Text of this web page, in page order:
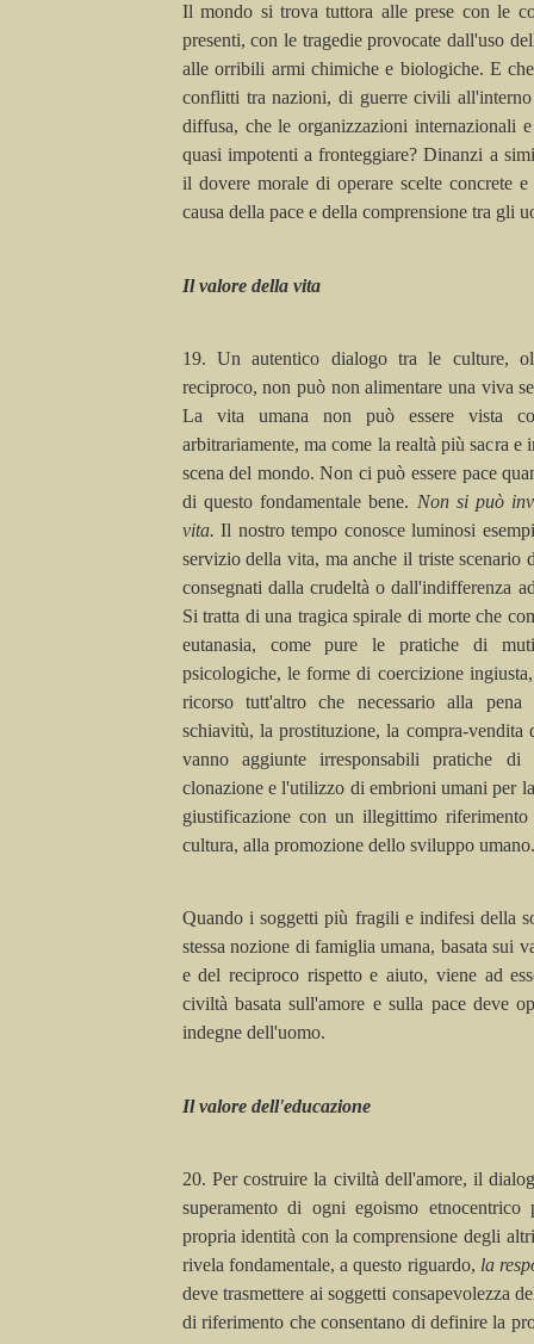
Il mondo si trova tuttora alle prese con le
presenti, con le tragedie provocate dall'uso
alle orribili armi chimiche e biologiche. E
conflitti tra nazioni, di guerre civili
diffusa, che le organizzazioni internazionali
quasi impotenti a fronteggiare? Dinanzi a
il dovere morale di operare scelte concrete
causa della pace e della comprensione tra gli
Il valore della vita
19. Un autentico dialogo tra le culture,
reciproco, non può non alimentare una viva
La vita umana non può essere vista
arbitrariamente, ma come la realtà più sacra e
scena del mondo. Non ci può essere pace
di questo fondamentale bene. Non si può
vita.Il nostro tempo conosce luminosi
servizio della vita, ma anche il triste
consegnati dalla crudeltà o dall'indifferenza
Si tratta di una tragica spirale di morte che
eutanasia, come pure le pratiche di
psicologiche, le forme di coercizione
ricorsotutt'altro che necessario alla
schiavitù, la prostituzione, la compra-
vanno aggiunte irresponsabili pratiche
clonazione e l'utilizzo di embrioni umani per
giustificazione con un illegittimo
cultura, alla promozione dello sviluppo umano.
Quando i soggetti più fragili e indifesi della
stessa nozione di famiglia umana, basata sui
e del reciproco rispetto e aiuto, viene ad
civiltà basata sull'amore e sulla pace deve
indegne dell'uomo.
Il valore dell'educazione
20. Per costruire la civiltà dell'amore, il
superamento di ogni egoismo etnocentrico
propria identità con la comprensione degli
rivela fondamentale, a questo riguardo, la
deve trasmettere ai soggetti consapevolezza
di riferimento che consentano di definire la